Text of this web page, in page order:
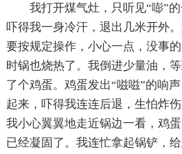
我打开煤气灶，只听见“嘭”
吓得我一身冷汗，退出几米开外
要按规定操作，小心一点，没事
时锅也烧热了。我倒进少量油，
了个鸡蛋。鸡蛋发出“嗞嗞”的响
起来，吓得我连连后退，生怕炸
我小心翼翼地走近锅边一看，鸡
已经凝固了。我连忙拿起锅铲，